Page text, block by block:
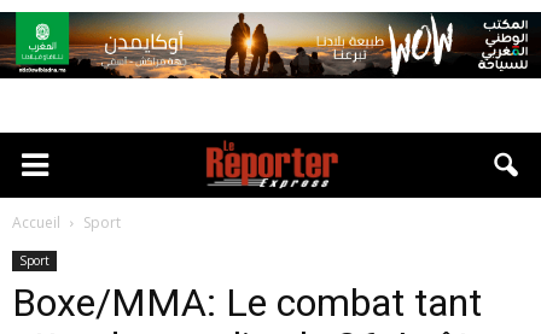
Accueil Sport
Sport
Boxe/MMA: Le combat tant